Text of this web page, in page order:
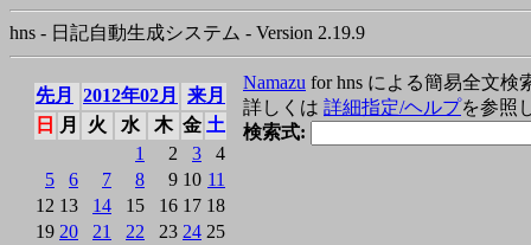
hns - 日記自動生成システム - Version 2.19.9
先月 2012年02月
来月
日
月 火 水 木 金 土
1
2 3
4
5
6 7 8 9 10 11
12 13 14 15 16 17 18
19 20 21 22 23 24 25
Namazu for hns による簡易全文検
詳しくは 詳細指定/ヘルプを参照
検索式: